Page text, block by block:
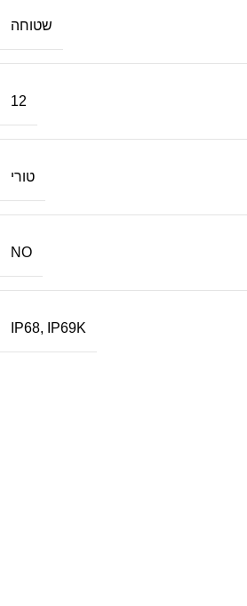
שטוחה
12
טורי
NO
IP68, IP69K